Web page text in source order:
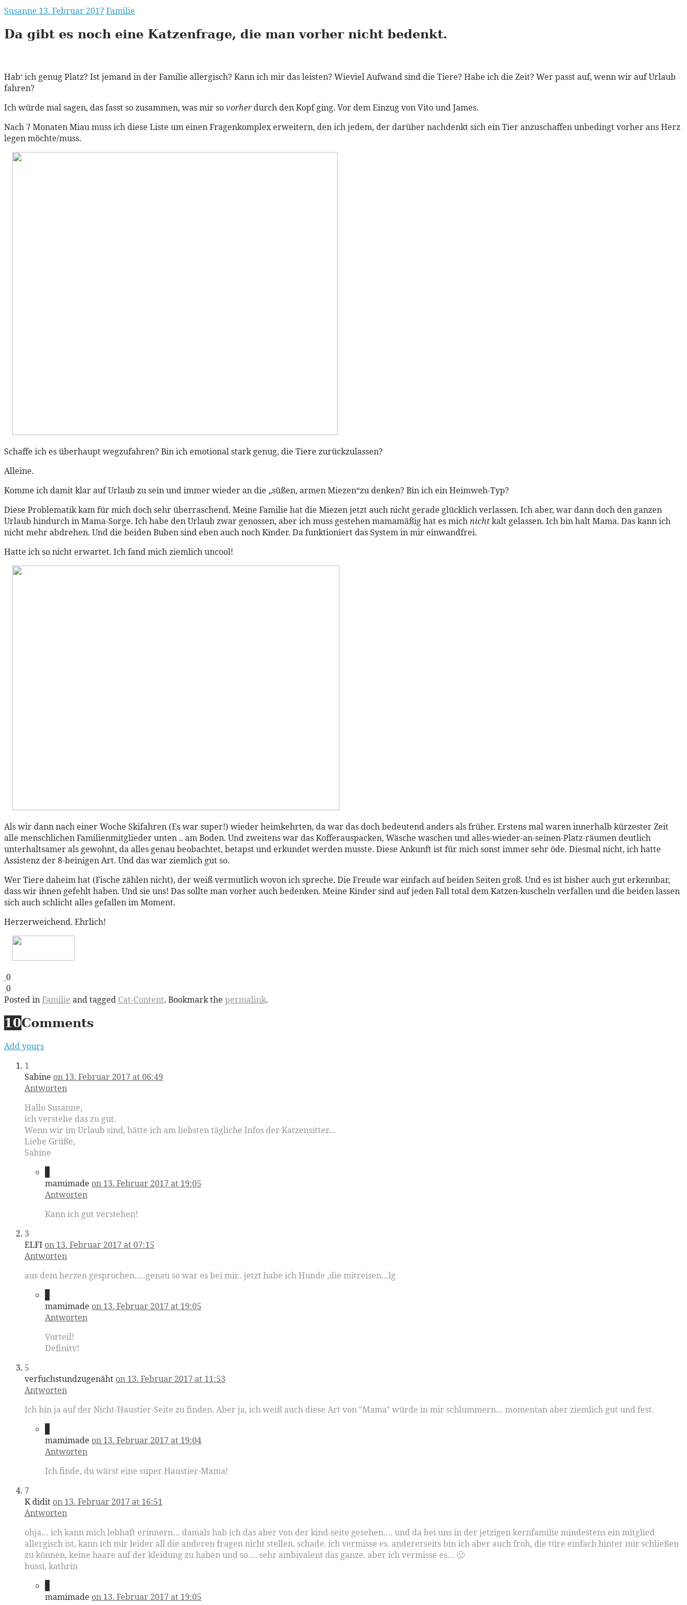
Susanne 13. Februar 2017 Familie
Da gibt es noch eine Katzenfrage, die man vorher nicht bedenkt.
Hab‘ ich genug Platz? Ist jemand in der Familie allergisch? Kann ich mir das leisten? Wieviel Aufwand sind die Tiere? Habe ich die Zeit? Wer passt auf, wenn wir auf Urlaub
fahren?
Ich würde mal sagen, das fasst so zusammen, was mir sovorherdurch den Kopf ging. Vor dem Einzug von Vito und James.
Nach 7 Monaten Miau muss ich diese Liste um einen Fragenkomplex erweitern, den ich jedem, der darüber nachdenkt sich ein Tier anzuschaffen unbedingt vorher ans Herz
legen möchte/muss.
Schaffe ich es überhaupt wegzufahren? Bin ich emotional stark genug, die Tiere zurückzulassen?
Alleine.
Komme ich damit klar auf Urlaub zu sein und immer wieder an die „süßen, armen Miezen“zu denken? Bin ich ein Heimweh-Typ?
Diese Problematik kam für mich doch sehr überraschend. Meine Familie hat die Miezen jetzt auch nicht gerade glücklich verlassen. Ich aber, war dann doch den ganzen
Urlaub hindurch in Mama-Sorge. Ich habe den Urlaub zwar genossen, aber ich muss gestehen mamamäßig hat es michnichtkalt gelassen. Ich bin halt Mama. Das kann ich
nicht mehr abdrehen. Und die beiden Buben sind eben auch noch Kinder. Da funktioniert das System in mir einwandfrei.
Hatte ich so nicht erwartet. Ich fand mich ziemlich uncool!
Als wir dann nach einer Woche Skifahren (Es war super!) wieder heimkehrten, da war das doch bedeutend anders als früher. Erstens mal waren innerhalb kürzester Zeit
alle menschlichen Familienmitglieder unten .. am Boden. Und zweitens war das Kofferauspacken, Wäsche waschen und alles-wieder-an-seinen-Platz-räumen deutlich
unterhaltsamer als gewohnt, da alles genau beobachtet, betapst und erkundet werden musste. Diese Ankunft ist für mich sonst immer sehr öde. Diesmal nicht, ich hatte
Assistenz der 8-beinigen Art. Und das war ziemlich gut so.
Wer Tiere daheim hat (Fische zählen nicht), der weiß vermutlich wovon ich spreche. Die Freude war einfach auf beiden Seiten groß. Und es ist bisher auch gut erkennbar,
dass wir ihnen gefehlt haben. Und sie uns! Das sollte man vorher auch bedenken. Meine Kinder sind auf jeden Fall total dem Katzen-kuscheln verfallen und die beiden lassen
sich auch schlicht alles gefallen im Moment.
Herzerweichend. Ehrlich!
0
0
Posted inFamilie and tagged Cat-Content. Bookmark the permalink.
10Comments
Add yours
1
Sabine on 13. Februar 2017 at 06:49
Antworten
Hallo Susanne,
ich verstehe das zu gut.
Wenn wir im Urlaub sind, hätte ich am liebsten tägliche Infos der Katzensitter…
Liebe Grüße,
Sabine
mamimade on 13. Februar 2017 at 19:05
Antworten
Kann ich gut verstehen!
3
ELFI on 13. Februar 2017 at 07:15
Antworten
aus dem herzen gesprochen…..genau so war es bei mir.. jetzt habe ich Hunde ,die mitreisen…lg
mamimade on 13. Februar 2017 at 19:05
Antworten
Vorteil!
Definitv!
5
verfuchstundzugenäht on 13. Februar 2017 at 11:53
Antworten
Ich bin ja auf der Nicht-Haustier-Seite zu finden. Aber ja, ich weiß auch diese Art von "Mama" würde in mir schlummern… momentan aber ziemlich gut und fest.
mamimade on 13. Februar 2017 at 19:04
Antworten
Ich finde, du wärst eine super Haustier-Mama!
7
K didit on 13. Februar 2017 at 16:51
Antworten
ohja… ich kann mich lebhaft erinnern… damals hab ich das aber von der kind-seite gesehen…. und da bei uns in der jetzigen kernfamilie mindestens ein mitglied
allergisch ist, kann ich mir leider all die anderen fragen nicht stellen. schade. ich vermisse es. andererseits bin ich aber auch froh, die türe einfach hinter mir schließen
zu können, keine haare auf der kleidung zu haben und so…. sehr ambivalent das ganze. aber ich vermisse es… 🙂
bussi, kathrin
mamimade on 13. Februar 2017 at 19:05